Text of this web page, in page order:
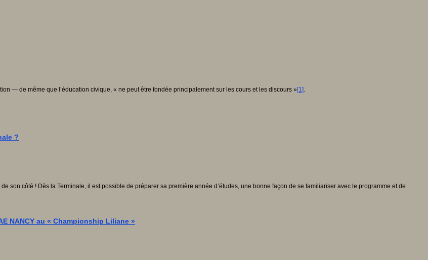
— de même que l’éducation civique, « ne peut être fondée principalement sur les cours et les discours » [1].
?
son côté ! Dès la Terminale, il est possible de préparer sa première année d’études, une bonne façon de se familiariser avec le programme et de
NANCY au « Championship Liliane »